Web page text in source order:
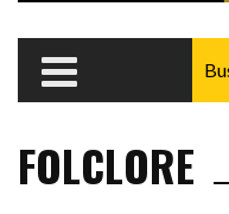
FOLCLORE